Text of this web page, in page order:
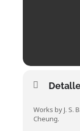
Works by J. S.
Cheung.